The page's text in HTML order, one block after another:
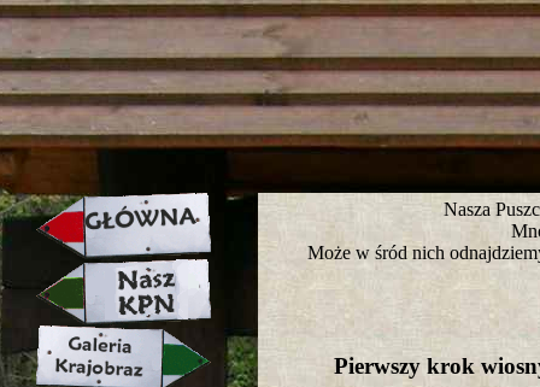
strona w naprawie zapraszamy
Nasza
Może w śród nich
Pierwszy krok